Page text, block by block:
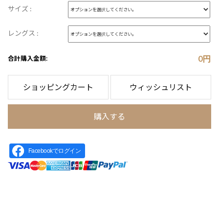
サイズ :
レングス :
合計購入金額: 0円
ショッピングカート ウィッシュリスト
購入する
Facebookでログイン